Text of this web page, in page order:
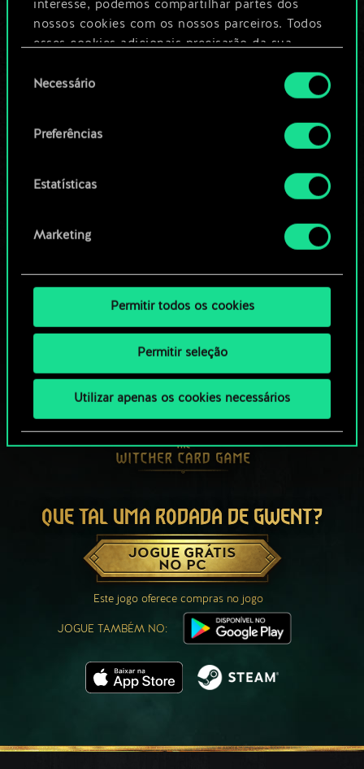
interesse, podemos compartilhar partes dos
nossos cookies com os nossos parceiros. Todos
esses cookies adicionais precisarão da sua
Você encontrará todos os detalhes sobre o uso
de cookies e poderá ajustar as suas preferências
no menu "Configurações" abaixo.
deNecessário
Preferências
Estatísticas
Marketing
Permitir todos os cookies
Permitir seleção
Utilizar apenas os cookies necessários
um guia
QUE TAL UMA RODADA DE GWENT?
JOGUE GRÁTIS
NO PC
Este jogo oferece compras no jogo
JOGUE TAMBÉM NO: